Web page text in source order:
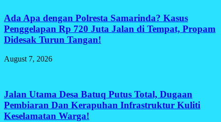
Ada Apa dengan Polresta Samarinda? Kasus
Penggelapan Rp 720 Juta Jalan di Tempat, Propam
Didesak Turun Tangan!
August 7, 2026
Jalan Utama Desa Batuq Putus Total, Dugaan
Pembiaran Dan Kerapuhan Infrastruktur Kuliti
Keselamatan Warga!